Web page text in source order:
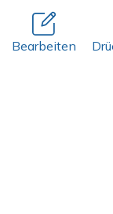
Bearbeiten